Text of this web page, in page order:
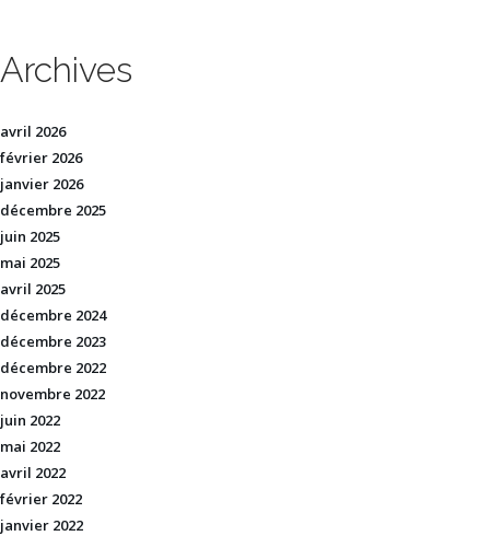
Archives
avril 2026
février 2026
janvier 2026
décembre 2025
juin 2025
mai 2025
avril 2025
décembre 2024
décembre 2023
décembre 2022
novembre 2022
juin 2022
mai 2022
avril 2022
février 2022
janvier 2022